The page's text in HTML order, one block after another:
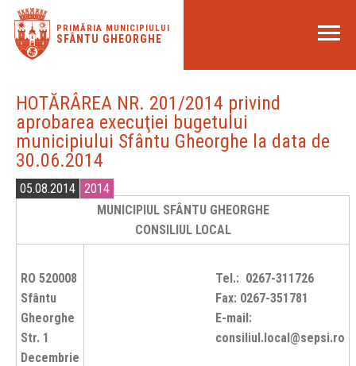
PRIMĂRIA MUNICIPIULUI
SFÂNTU GHEORGHE
HOTĂRÂREA NR. 201/2014 privind
aprobarea execuţiei bugetului
municipiului Sfântu Gheorghe la data de
30.06.2014
05.08.2014 2014
MUNICIPIUL SFÂNTU GHEORGHE
CONSILIUL LOCAL
RO 520008
Sfântu
Gheorghe
Str. 1
Decembrie
Tel.: 0267-311726
Fax: 0267-351781
E-mail:
consiliul.local@sepsi.ro